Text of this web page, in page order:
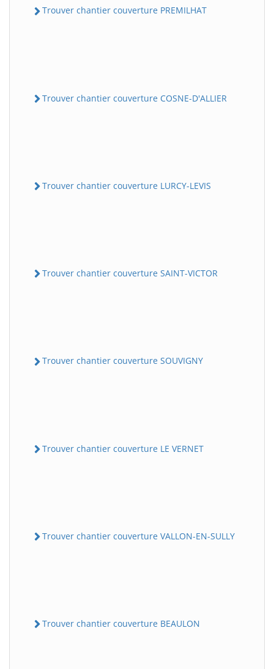
Trouver chantier couverture PREMILHAT
Trouver chantier couverture COSNE-D'ALLIER
Trouver chantier couverture LURCY-LEVIS
Trouver chantier couverture SAINT-VICTOR
Trouver chantier couverture SOUVIGNY
Trouver chantier couverture LE VERNET
Trouver chantier couverture VALLON-EN-SULLY
Trouver chantier couverture BEAULON